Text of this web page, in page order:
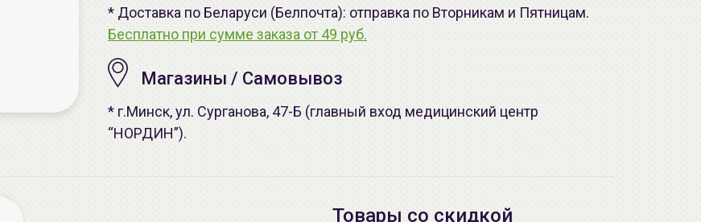
* Доставка по Беларуси (Белпочта): отправка по Вторникам и Пятницам.
Бесплатно при сумме заказа от 49 руб.
Магазины / Самовывоз
* г.Минск, ул. Сурганова, 47-Б (главный вход медицинский центр
“НОРДИН”).
Товары со скидкой